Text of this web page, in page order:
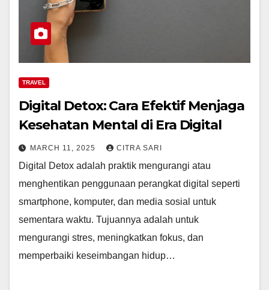
TRAVEL
Digital Detox: Cara Efektif Menjaga
Kesehatan Mental di Era Digital
MARCH 11, 2025 CITRA SARI
Digital Detox adalah praktik mengurangi atau
menghentikan penggunaan perangkat digital seperti
smartphone, komputer, dan media sosial untuk
sementara waktu. Tujuannya adalah untuk
mengurangi stres, meningkatkan fokus, dan
memperbaiki keseimbangan hidup…